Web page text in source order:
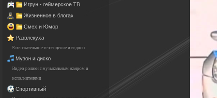
Игрун - геймерское ТВ
Жизненное в блогах
Смех и Юмор
Развлекуха
Развлекательное телевидение и видосы
Музон и диско
Видео ролики с музыкальным жанром и
исполнителями
Спортивный